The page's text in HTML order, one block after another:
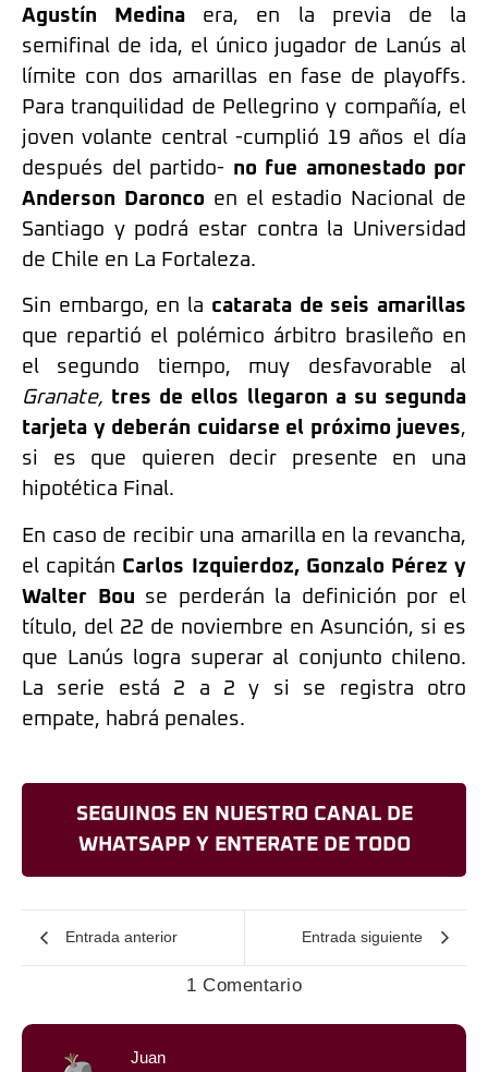
Agustín Medina era, en la previa de la
semifinal de ida, el único jugador de Lanús al
límite con dos amarillas en fase de playoffs.
Para tranquilidad de Pellegrino y compañía, el
joven volante central -cumplió 19 años el día
después del partido- no fue amonestado por
Anderson Daronco en el estadio Nacional de
Santiago y podrá estar contra la Universidad
de Chile en La Fortaleza.
Sin embargo, en la catarata de seis amarillas
que repartió el polémico árbitro brasileño en
el segundo tiempo, muy desfavorable al
Granate, tres de ellos llegaron a su segunda
tarjeta y deberán cuidarse el próximo jueves,
si es que quieren decir presente en una
hipotética Final.
En caso de recibir una amarilla en la revancha,
el capitán Carlos Izquierdoz, Gonzalo Pérez y
Walter Bou se perderán la definición por el
título, del 22 de noviembre en Asunción, si es
que Lanús logra superar al conjunto chileno.
La serie está 2 a 2 y si se registra otro
empate, habrá penales.
SEGUINOS EN NUESTRO CANAL DE
WHATSAPP Y ENTERATE DE TODO
Entrada anterior Entrada siguiente
1 Comentario
Juan